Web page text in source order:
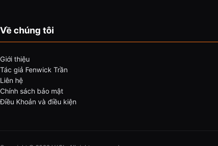
Về chúng tôi
Giới thiệu
Tác giả Fenwick Trần
Liên hệ
Chính sách bảo mật
Điều Khoản và điều kiện